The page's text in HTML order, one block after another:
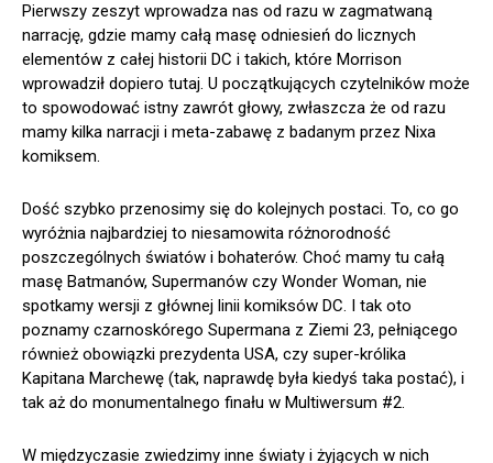
Pierwszy zeszyt wprowadza nas od razu w zagmatwaną
narrację, gdzie mamy całą masę odniesień do licznych
elementów z całej historii DC i takich, które Morrison
wprowadził dopiero tutaj. U początkujących czytelników może
to spowodować istny zawrót głowy, zwłaszcza że od razu
mamy kilka narracji i meta-zabawę z badanym przez Nixa
komiksem.
Dość szybko przenosimy się do kolejnych postaci. To, co go
wyróżnia najbardziej to niesamowita różnorodność
poszczególnych światów i bohaterów. Choć mamy tu całą
masę Batmanów, Supermanów czy Wonder Woman, nie
spotkamy wersji z głównej linii komiksów DC. I tak oto
poznamy czarnoskórego Supermana z Ziemi 23, pełniącego
również obowiązki prezydenta USA, czy super-królika
Kapitana Marchewę (tak, naprawdę była kiedyś taka postać), i
tak aż do monumentalnego finału w Multiwersum #2.
W międzyczasie zwiedzimy inne światy i żyjących w nich